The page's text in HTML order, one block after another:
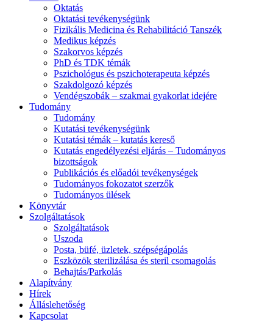
Oktatás
Oktatási tevékenységünk
Fizikális Medicina és Rehabilitáció Tanszék
Medikus képzés
Szakorvos képzés
PhD és TDK témák
Pszichológus és pszichoterapeuta képzés
Szakdolgozó képzés
Vendégszobák – szakmai gyakorlat idejére
Tudomány
Tudomány
Kutatási tevékenységünk
Kutatási témák – kutatás kereső
Kutatás engedélyezési eljárás – Tudományos
bizottságok
Publikációs és előadói tevékenységek
Tudományos fokozatot szerzők
Tudományos ülések
Könyvtár
Szolgáltatások
Szolgáltatások
Uszoda
Posta, büfé, üzletek, szépségápolás
Eszközök sterilizálása és steril csomagolás
Behajtás/Parkolás
Alapítvány
Hírek
Álláslehetőség
Kapcsolat